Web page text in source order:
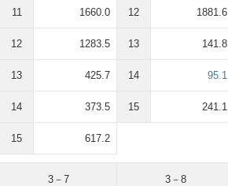
11 1660.0
12 1283.5
13 425.7
14 373.5
15 617.2
12 1881.6
13 141.8
14 95.1
15 241.1
3－7 3－8